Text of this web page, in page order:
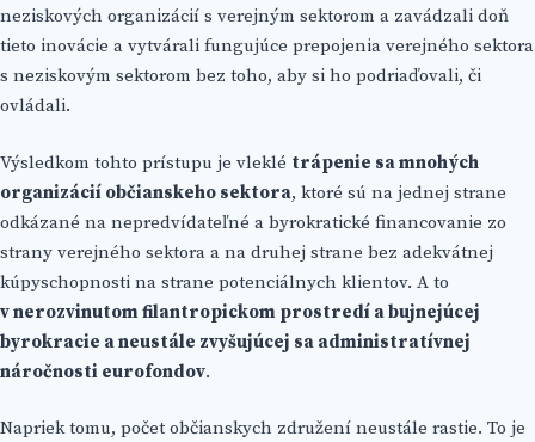
neziskových organizácií s verejným sektorom a zavádzali doň
tieto inovácie a vytvárali fungujúce prepojenia verejného sektora
s neziskovým sektorom bez toho, aby si ho podriaďovali, či
ovládali.
Výsledkom tohto prístupu je vleklé trápenie sa mnohých
organizácií občianskeho sektora, ktoré sú na jednej strane
odkázané na nepredvídateľné a byrokratické financovanie zo
strany verejného sektora a na druhej strane bez adekvátnej
kúpyschopnosti na strane potenciálnych klientov. A to
v nerozvinutom filantropickom prostredí a bujnejúcej
byrokracie a neustále zvyšujúcej sa administratívnej
náročnosti eurofondov.
Napriek tomu, počet občianskych združení neustále rastie. To je